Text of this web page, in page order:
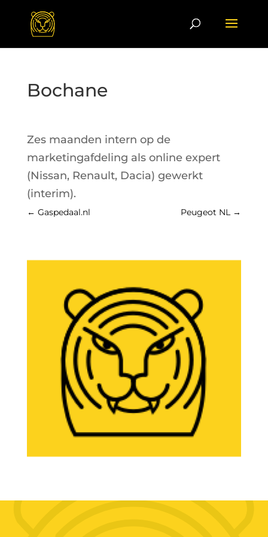
Bochane
Zes maanden intern op de
marketingafdeling als online expert
(Nissan, Renault, Dacia) gewerkt
(interim).
← Gaspedaal.nl Peugeot NL →